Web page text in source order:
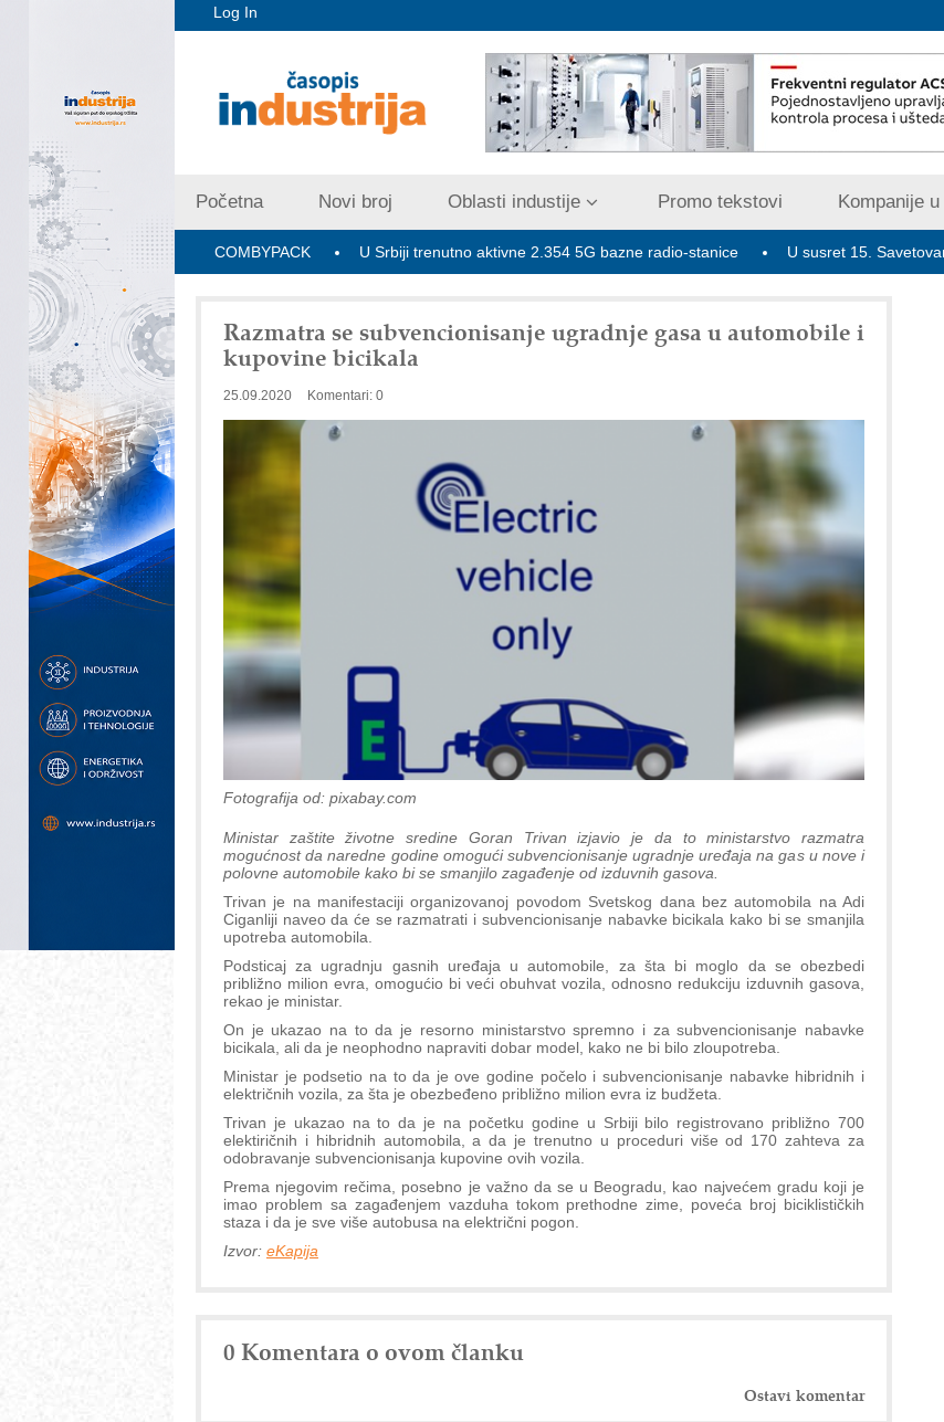
Log In
Početna Novi broj Oblasti industije Promo tekstovi Kompanije
Evropi COMBYPACK U Srbiji trenutno aktivne 2.354 5G bazne radio-stanice U susret 15. Savetovanju o
Razmatra se subvencionisanje ugradnje gasa u automobile i
kupovine bicikala
25.09.2020 Komentari: 0
Fotografija od: pixabay.com
Ministar zaštite životne sredine Goran Trivan izjavio je da to ministarstvo razmatra
mogućnost da naredne godine omogući subvencionisanje ugradnje uređaja na gas u nove i
polovne automobile kako bi se smanjilo zagađenje od izduvnih gasova.
Trivan je na manifestaciji organizovanoj povodom Svetskog dana bez automobila na Adi
Ciganliji naveo da će se razmatrati i subvencionisanje nabavke bicikala kako bi se smanjila
upotreba automobila.
Podsticaj za ugradnju gasnih uređaja u automobile, za šta bi moglo da se obezbedi
približno milion evra, omogućio bi veći obuhvat vozila, odnosno redukciju izduvnih gasova,
rekao je ministar.
On je ukazao na to da je resorno ministarstvo spremno i za subvencionisanje nabavke
bicikala, ali da je neophodno napraviti dobar model, kako ne bi bilo zloupotreba.
Ministar je podsetio na to da je ove godine počelo i subvencionisanje nabavke hibridnih i
električnih vozila, za šta je obezbeđeno približno milion evra iz budžeta.
Trivan je ukazao na to da je na početku godine u Srbiji bilo registrovano približno 700
elektiričnih i hibridnih automobila, a da je trenutno u proceduri više od 170 zahteva za
odobravanje subvencionisanja kupovine ovih vozila.
Prema njegovim rečima, posebno je važno da se u Beogradu, kao najvećem gradu koji je
imao problem sa zagađenjem vazduha tokom prethodne zime, poveća broj biciklističkih
staza i da je sve više autobusa na električni pogon.
Izvor: eKapija
0 Komentara o ovom članku
Ostavi komentar